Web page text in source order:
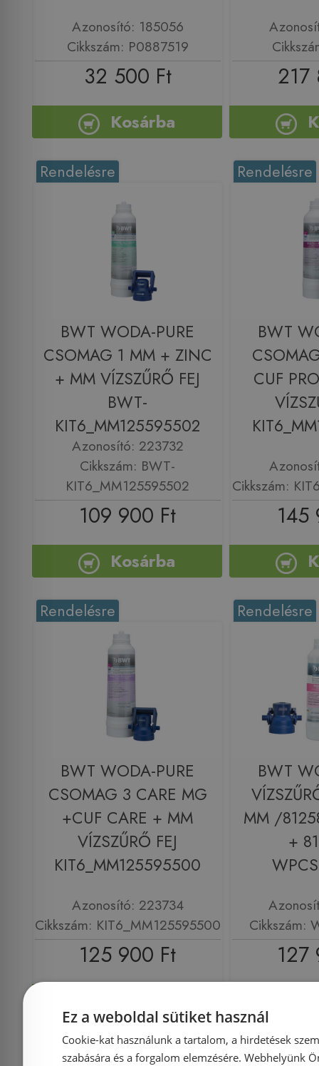
Azonosító: 185056
Cikkszám: P0887519
32 500 Ft
Kosárba
217
Rendelésre
BWT WODA-PURE
CSOMAG 1 MM + ZINC
+ MM VÍZSZŰRŐ FEJ
BWT-
KIT6_MM125595502
Azonosító: 223732
Cikkszám: BWT-
KIT6_MM125595502
109 900 Ft
Kosárba
Rendelésre
BWT
CUF
Cikkszám:
145
Rendelésre
BWT WODA-PURE
CSOMAG 3 CARE MG
+CUF CARE + MM
VÍZSZŰRŐ FEJ
KIT6_MM125595500
Azonosító: 223734
Cikkszám: KIT6_MM125595500
125 900 Ft
Rendelésre
BWT
MM /
+
Cikkszám:
127
Rendelésre Rendelésre
Ez a weboldal sütiket használ
Cookie-kat használunk a tartalom, a hirdetések
szabására és a forgalom elemzésére. Webhelyünk